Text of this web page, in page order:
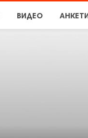
ВИДЕО